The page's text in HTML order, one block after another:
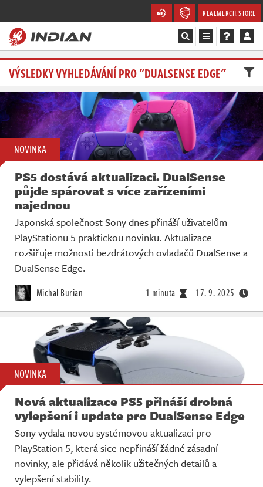
REALMERCH.STORE
Magazín
Recenze
Videa
Soutěže
Databáze
Komunita
Redakce
Živě
VÝSLEDKY VYHLEDÁVÁNÍ PRO "DUALSENSE EDGE"
NOVINKA
PS5 dostává aktualizaci. DualSense
půjde spárovat s více zařízeními
najednou
Japonská společnost Sony dnes přináší uživatelům
PlayStationu 5 praktickou novinku. Aktualizace
rozšiřuje možnosti bezdrátových ovladačů DualSense a
DualSense Edge.
Michal Burian 1 minuta 17. 9. 2025
NOVINKA
Nová aktualizace PS5 přináší drobná
vylepšení i update pro DualSense Edge
Sony vydala novou systémovou aktualizaci pro
PlayStation 5, která sice nepřináší žádné zásadní
novinky, ale přidává několik užitečných detailů a
vylepšení stability.